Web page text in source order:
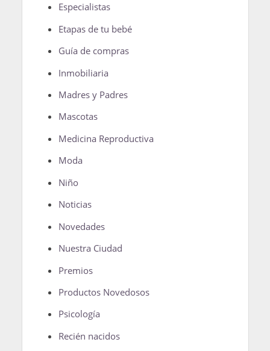
Especialistas
Etapas de tu bebé
Guía de compras
Inmobiliaria
Madres y Padres
Mascotas
Medicina Reproductiva
Moda
Niño
Noticias
Novedades
Nuestra Ciudad
Premios
Productos Novedosos
Psicología
Recién nacidos